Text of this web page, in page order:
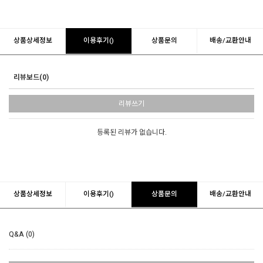
상품상세정보 이용후기() 상품문의 배송/교환안내
리뷰보드(0)
리뷰쓰기
등록된 리뷰가 없습니다.
상품상세정보 이용후기() 상품문의 배송/교환안내
Q&A (0)